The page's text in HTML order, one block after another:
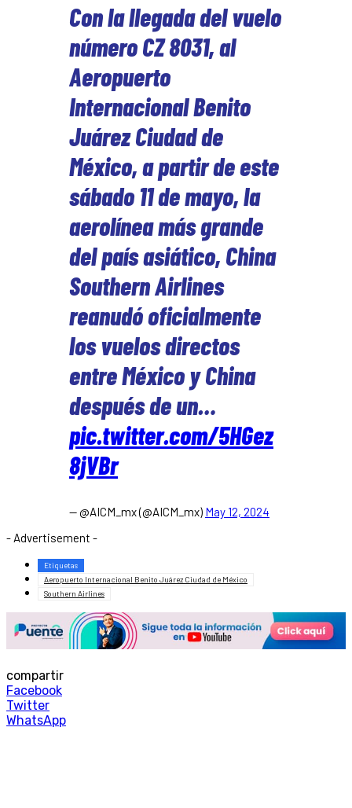
Con la llegada del vuelo
número CZ 8031, al
Aeropuerto
Internacional Benito
Juárez Ciudad de
México, a partir de este
sábado 11 de mayo, la
aerolínea más grande
del país asiático, China
Southern Airlines
reanudó oficialmente
los vuelos directos
entre México y China
después de un…
pic.twitter.com/5HGez
8jVBr
— @AICM_mx (@AICM_mx) May 12, 2024
- Advertisement -
Etiquetas
Aeropuerto Internacional Benito Juárez Ciudad de México
Southern Airlines
compartir
Facebook
Twitter
WhatsApp